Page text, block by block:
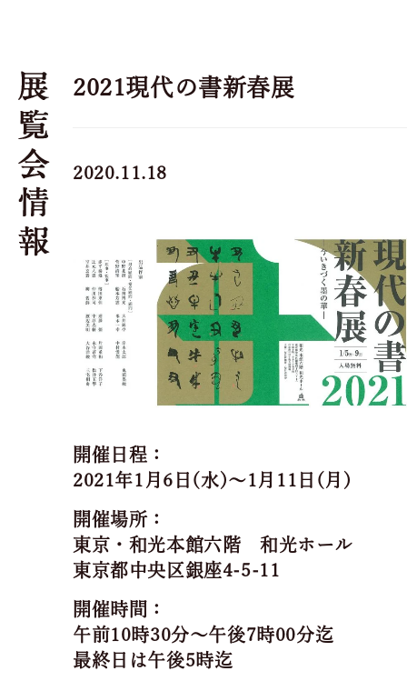
2021現代の書新春展
2020.11.18
開催日程：
2021年1月6日(水)～1月11日(月)
開催場所：
東京・和光本館六階 和光ホール
東京都中央区銀座4-5-11
開催時間：
午前10時30分～午後7時00分迄
最終日は午後5時迄